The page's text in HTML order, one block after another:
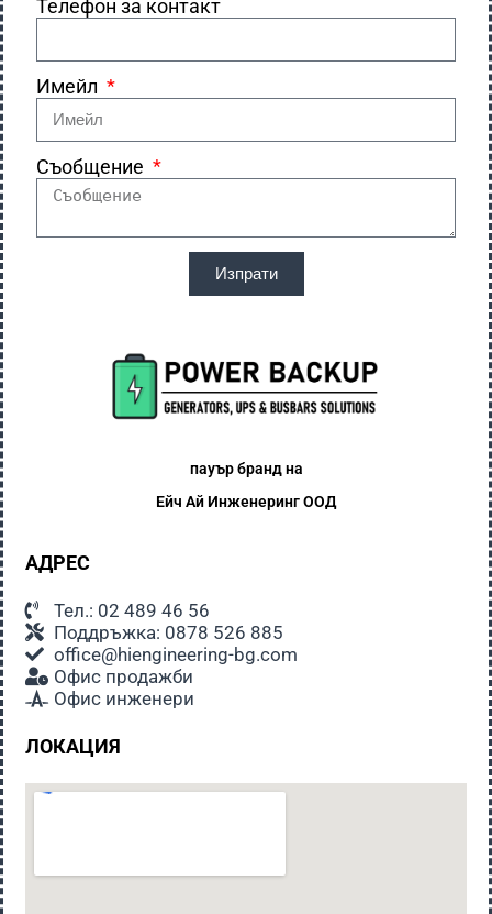
Телефон за контакт
Имейл
Съобщение
Изпрати
пауър бранд на
Ейч АйИнженеринг ООД
АДРЕС
Тел.: 02 489 46 56
Поддръжка: 0878 526 885
office@hiengineering-bg.com
Офис продажби
Офис инженери
ЛОКАЦИЯ